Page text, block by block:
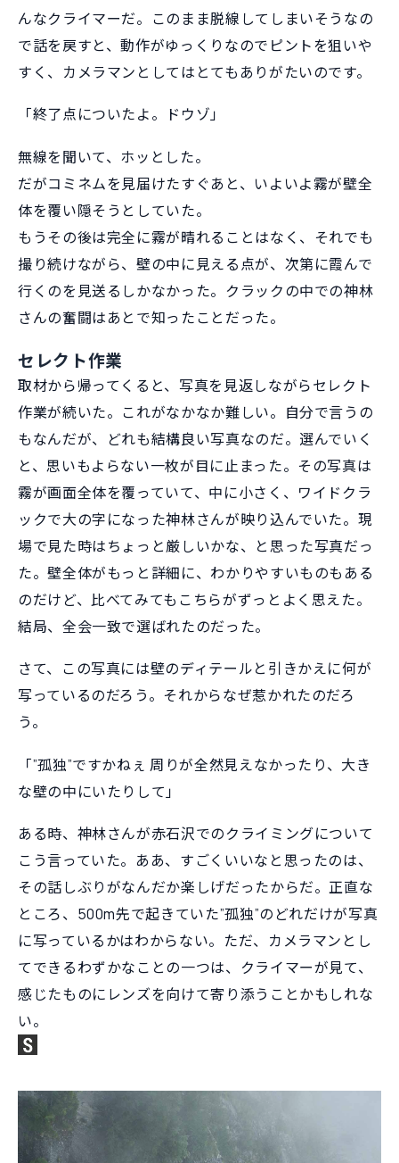
んなクライマーだ。このまま脱線してしまいそうなの
で話を戻すと、動作がゆっくりなのでピントを狙いや
すく、カメラマンとしてはとてもありがたいのです。
「終了点についたよ。ドウゾ」
無線を聞いて、ホッとした。
だがコミネムを見届けたすぐあと、いよいよ霧が壁全
体を覆い隠そうとしていた。
もうその後は完全に霧が晴れることはなく、それでも
撮り続けながら、壁の中に見える点が、次第に霞んで
行くのを見送るしかなかった。クラックの中での神林
さんの奮闘はあとで知ったことだった。
セレクト作業
取材から帰ってくると、写真を見返しながらセレクト
作業が続いた。これがなかなか難しい。自分で言うの
もなんだが、どれも結構良い写真なのだ。選んでいく
と、思いもよらない一枚が目に止まった。その写真は
霧が画面全体を覆っていて、中に小さく、ワイドクラ
ックで大の字になった神林さんが映り込んでいた。現
場で見た時はちょっと厳しいかな、と思った写真だっ
た。壁全体がもっと詳細に、わかりやすいものもある
のだけど、比べてみてもこちらがずっとよく思えた。
結局、全会一致で選ばれたのだった。
さて、この写真には壁のディテールと引きかえに何が
写っているのだろう。それからなぜ惹かれたのだろ
う。
「”孤独”ですかねぇ 周りが全然見えなかったり、大き
な壁の中にいたりして」
ある時、神林さんが赤石沢でのクライミングについて
こう言っていた。ああ、すごくいいなと思ったのは、
その話しぶりがなんだか楽しげだったからだ。正直な
ところ、500m先で起きていた”孤独”のどれだけが写真
に写っているかはわからない。ただ、カメラマンとし
てできるわずかなことの一つは、クライマーが見て、
感じたものにレンズを向けて寄り添うことかもしれな
い。